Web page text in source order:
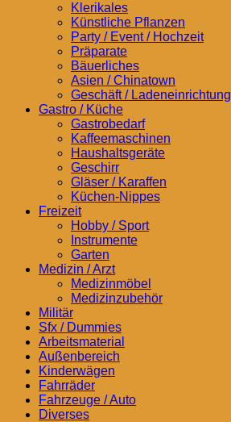
Klerikales
Künstliche Pflanzen
Party / Event / Hochzeit
Präparate
Bäuerliches
Asien / Chinatown
Geschäft / Ladeneinrichtung
Gastro / Küche
Gastrobedarf
Kaffeemaschinen
Haushaltsgeräte
Geschirr
Gläser / Karaffen
Küchen-Nippes
Freizeit
Hobby / Sport
Instrumente
Garten
Medizin / Arzt
Medizinmöbel
Medizinzubehör
Militär
Sfx / Dummies
Arbeitsmaterial
Außenbereich
Kinderwägen
Fahrräder
Fahrzeuge / Auto
Diverses